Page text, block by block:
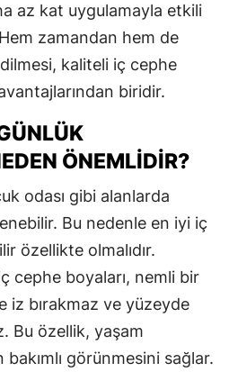
az kat uygulamayla etkili
zamandan hem de
kaliteli iç cephe
biridir.
ÖNEMLIDIR?
odası gibi alanlarda
Bu nedenle en iyi iç
özellikte olmalıdır.
cephe boyaları, nemli bir
iz bırakmaz ve yüzeyde
Bu özellik, yaşam
bakımlı görünmesini sağlar.